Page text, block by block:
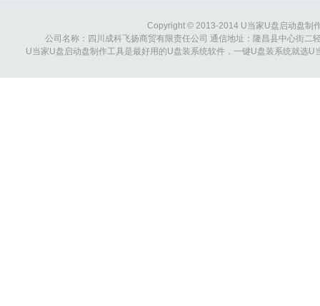
Copyright © 2013-2014 U当家U盘启动盘制
公司名称：四川成科飞扬商贸有限责任公司 通信地址：隆昌县中心街
U当家U盘启动盘制作工具是最好用的U盘装系统软件，一键U盘装系统就选